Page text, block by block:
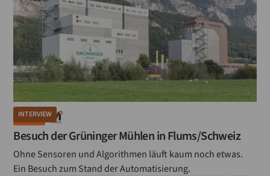
INTERVIEW
MÜHLE
Besuch der Grüninger Mühlen in Flums/Schweiz
Ohne Sensoren und Algorithmen läuft kaum noch etwas.
Ein Besuch zum Stand der Automatisierung.